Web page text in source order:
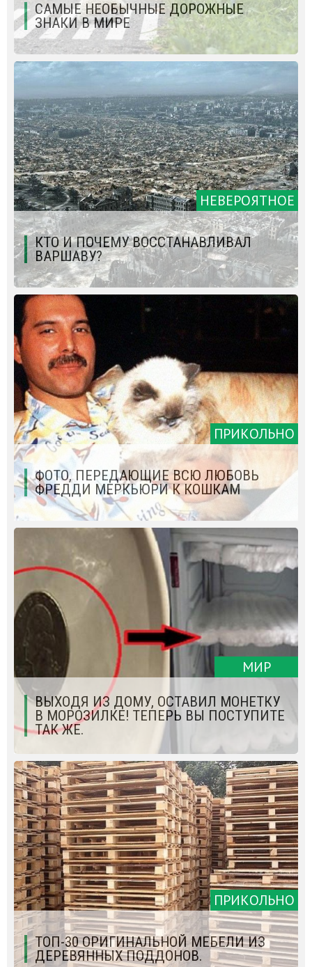
САМЫЕ НЕОБЫЧНЫЕ ДОРОЖНЫЕ
ЗНАКИ В МИРЕ
НЕВЕРОЯТНОЕ
КТО И ПОЧЕМУ ВОССТАНАВЛИВАЛ
ВАРШАВУ?
ПРИКОЛЬНО
ФОТО, ПЕРЕДАЮЩИЕ ВСЮ ЛЮБОВЬ
ФРЕДДИ МЕРКЬЮРИ К КОШКАМ
МИР
ВЫХОДЯ ИЗ ДОМУ, ОСТАВИЛ МОНЕТКУ
В МОРОЗИЛКЕ! ТЕПЕРЬ ВЫ ПОСТУПИТЕ
ТАК ЖЕ.
ПРИКОЛЬНО
ТОП-30 ОРИГИНАЛЬНОЙ МЕБЕЛИ ИЗ
ДЕРЕВЯННЫХ ПОДДОНОВ.